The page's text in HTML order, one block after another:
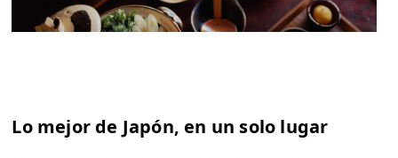
Lo mejor de Japón, en un solo lugar